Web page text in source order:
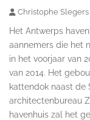
Christophe Slegers
Het Antwerps
aannemers die het
in het voorjaar van
van 2014. Het
kattendok naast de
architectenbureau
havenhuis zal het